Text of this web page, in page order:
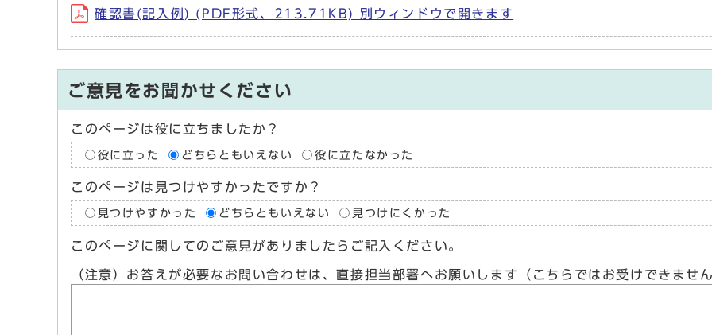
確認書(記入例) (PDF形式、213.71KB) 別ウィンドウで開きます
ご意見をお聞かせください
このページは役に立ちましたか？
役に立った どちらともいえない 役に立たなかった
このページは見つけやすかったですか？
見つけやすかった どちらともいえない 見つけにくかった
このページに関してのご意見がありましたらご記入ください。
（注意）お答えが必要なお問い合わせは、直接担当部署へお願いします（こちらではお受けできませ